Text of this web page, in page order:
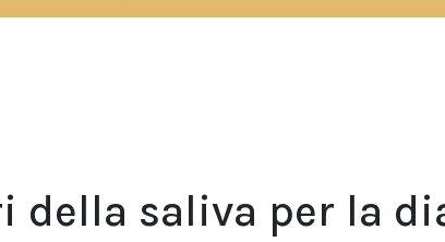
della saliva per la